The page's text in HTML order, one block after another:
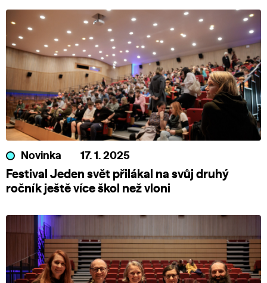
Novinka 17. 1. 2025
Festival Jeden svět přilákal na svůj druhý
ročník ještě více škol než vloni